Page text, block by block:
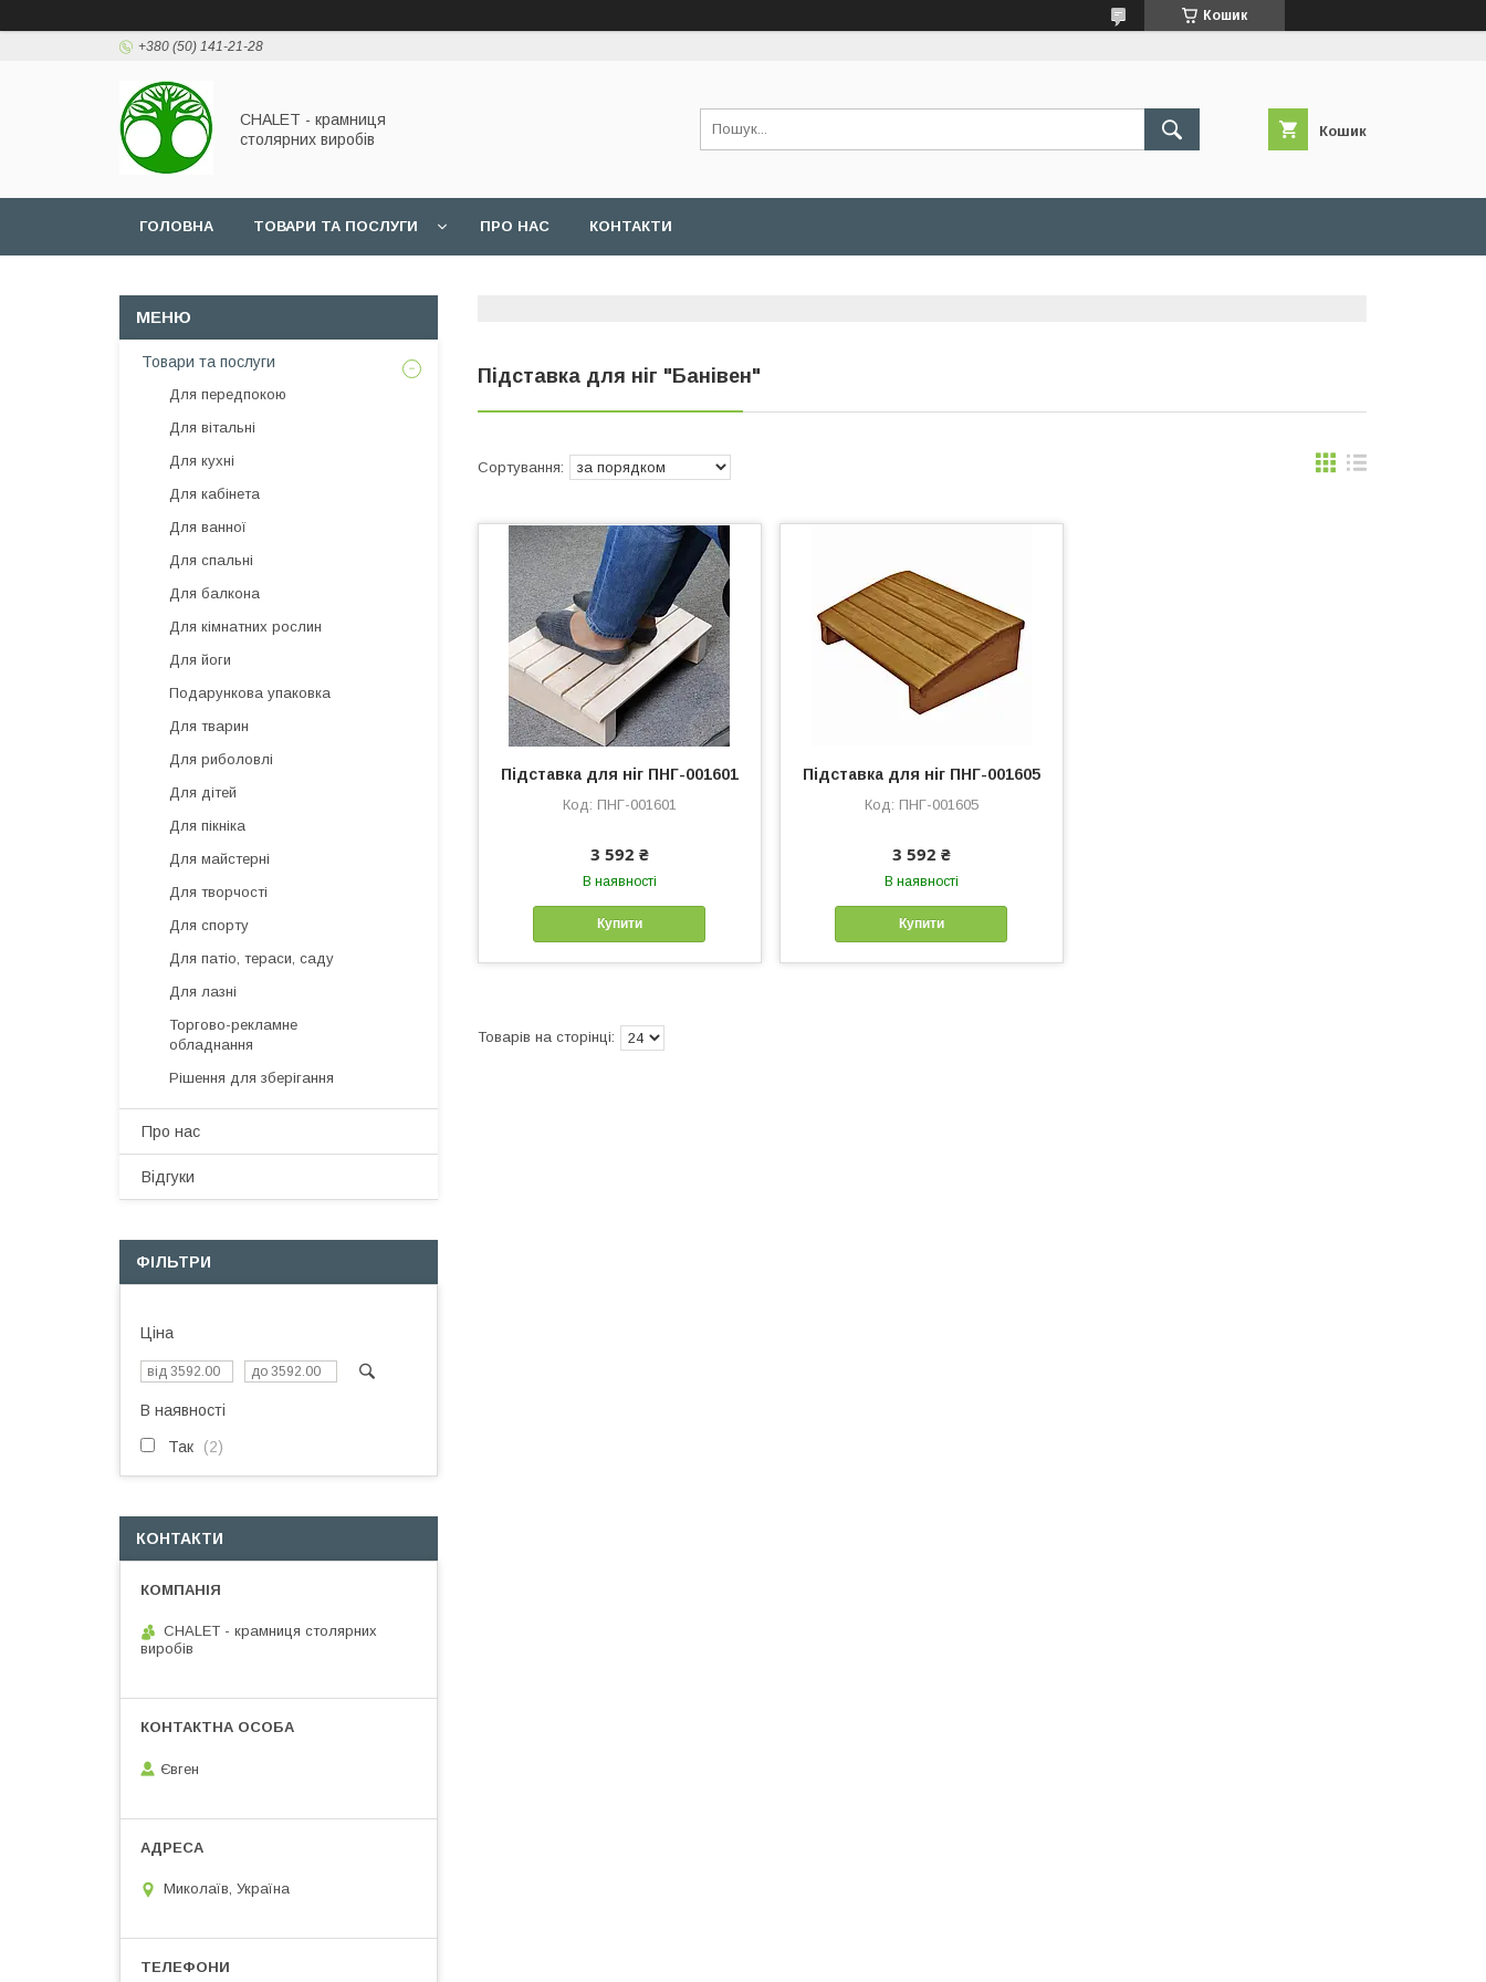
Кошик
+380 (50) 141-21-28
CHALET - крамниця
столярних виробів
Кошик
ГОЛОВНА ТОВАРИ ТА ПОСЛУГИ ПРО НАС КОНТАКТИ
Підставка для ніг "Банівен"
Підставка для ніг ПНГ-001601
ПНГ-001601
3 592 ₴
В наявності
Купити
Підставка для ніг ПНГ-001605
ПНГ-001605
3 592 ₴
В наявності
Купити
Товари та послуги
Для передпокою
Для вітальні
Для кухні
Для кабінета
Для ванної
Для спальні
Для балкона
Для кімнатних рослин
Для йоги
Подарункова упаковка
Для тварин
Для риболовлі
Для дітей
Для пікніка
Для майстерні
Для творчості
Для спорту
Для патіо, тераси, саду
Для лазні
Торгово-рекламне
обладнання
Рішення для зберігання
Про нас
Відгуки
ФІЛЬТРИ
Ціна
В наявності
Так 2
КОНТАКТИ
CHALET - крамниця столярних
виробів
Євген
Миколаїв, Україна